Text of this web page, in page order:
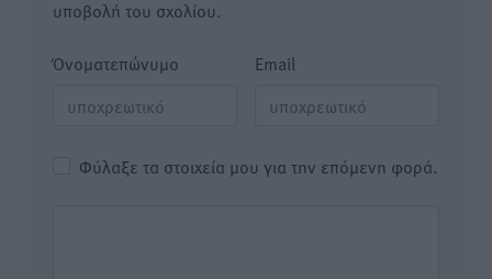
υποβολή του σχολίου.
Όνοματεπώνυμο Email
Φύλαξε τα στοιχεία μου για την επόμενη φορά.